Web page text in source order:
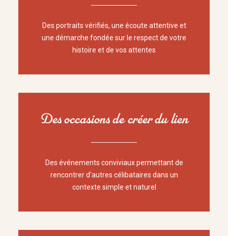
Des portraits vérifiés, une écoute attentive et
une démarche fondée sur le respect de votre
histoire et de vos attentes
Des occasions de créer du lien
Des événements conviviaux permettant de
rencontrer d'autres célibataires dans un
contexte simple et naturel